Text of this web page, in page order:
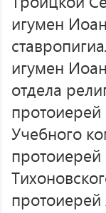
игумен
игумен
отдела
протоиерей
Учебного
протоиерей